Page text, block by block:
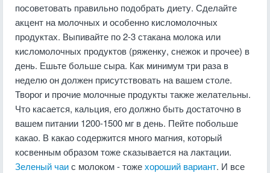
посоветовать правильно подобрать диету. Сделайте
акцент на молочных и особенно кисломолочных
продуктах. Выпивайте по 2-3 стакана молока или
кисломолочных продуктов (ряженку, снежок и прочее) в
день. Ешьте больше сыра. Как минимум три раза в
неделю он должен присутствовать на вашем столе.
Творог и прочие молочные продукты также желательны.
Что касается, кальция, его должно быть достаточно в
вашем питании 1200-1500 мг в день. Пейте побольше
какао. В какао содержится много магния, который
косвенным образом тоже сказывается на лактации.
Зеленый чаис молоком - тожехороший вариант. И все